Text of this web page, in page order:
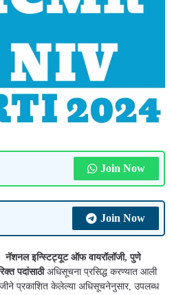
Join Now
Join Now
नॅशनल इन्स्टिट्यूट ऑफ वायरॉलॉजी, पुणे
पदांसाठीअधिसूचना प्रसिद्ध करण्यात आली
प्रकाशित केलेल्या अधिसूचनेनुसार, उपलब्ध